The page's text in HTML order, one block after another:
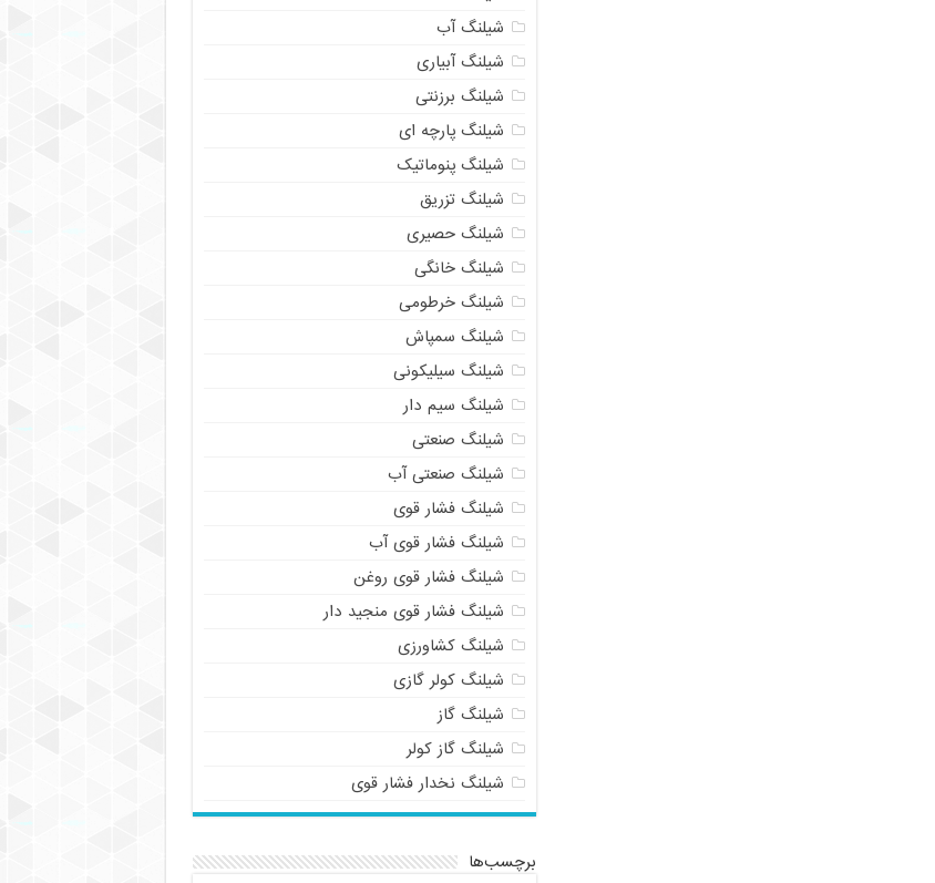
شیلنگ آب
شیلنگ آبیاری
شیلنگ برزنتی
شیلنگ پارچه ای
شیلنگ پنوماتیک
شیلنگ تزریق
شیلنگ حصیری
شیلنگ خانگی
شیلنگ خرطومی
شیلنگ سمپاش
شیلنگ سیلیکونی
شیلنگ سیم دار
شیلنگ صنعتی
شیلنگ صنعتی آب
شیلنگ فشار قوی
شیلنگ فشار قوی آب
شیلنگ فشار قوی روغن
شیلنگ فشار قوی منجید دار
شیلنگ کشاورزی
شیلنگ کولر گازی
شیلنگ گاز
شیلنگ گاز کولر
شیلنگ نخدار فشار قوی
برچسب‌ها